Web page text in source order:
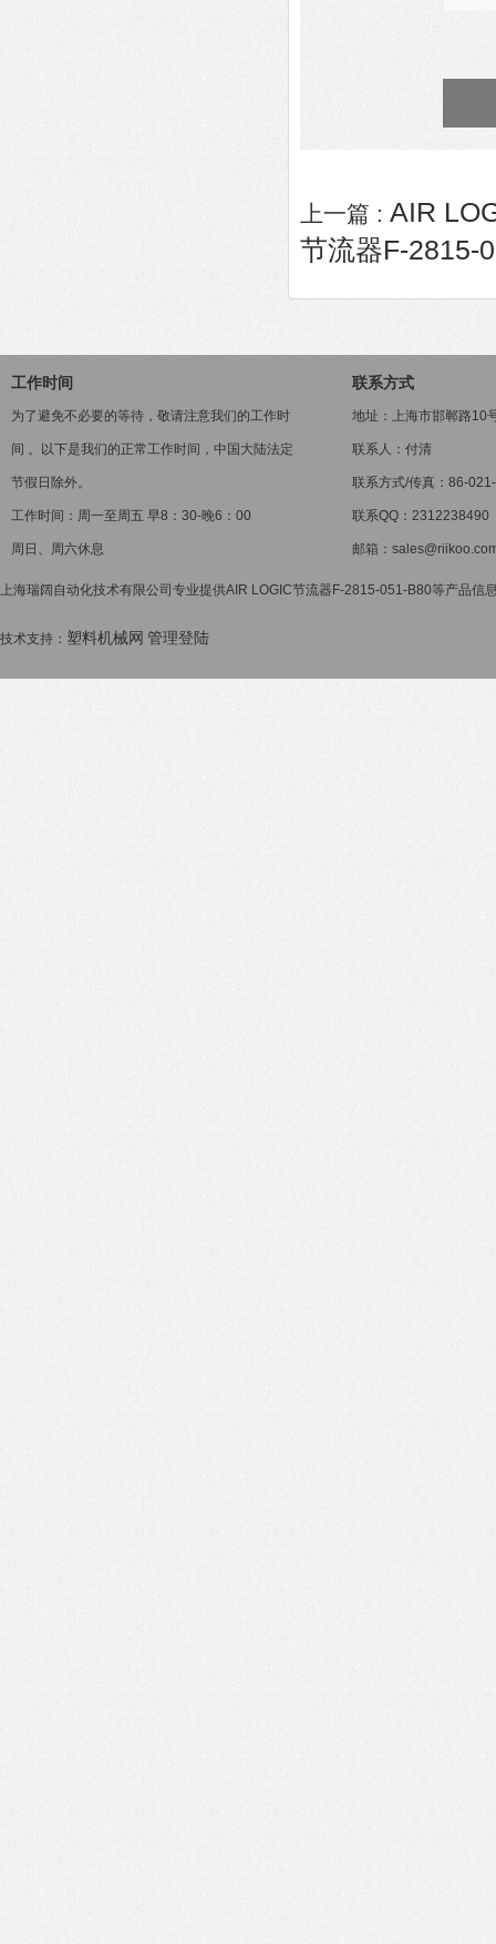
上一篇 : AIR
节流器F-2815-
工作时间
为了避免不必要的等待，敬请注意我们的工作时
间 。以下是我们的正常工作时间，中国大陆法定
节假日除外。
工作时间：周一至周五 早8：30-晚6：00
周日、周六休息
联系方式
地址：上海市邯郸路10
联系人：付清
联系方式/传真：86-
联系QQ：2312238490
邮箱：
上海瑞阔自动化技术有限公司专业提供AIR LOGIC节流器F-2815-051-B80等产品信
技术支持： 塑料机械网 管理登陆